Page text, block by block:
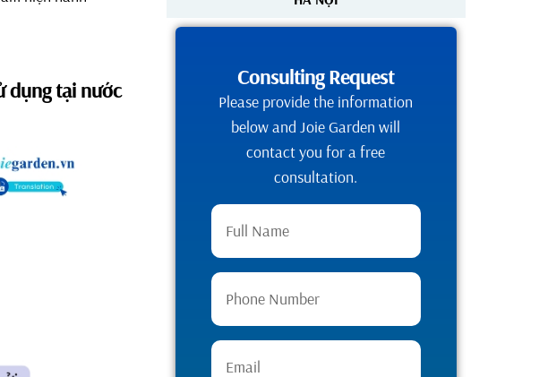
dụng tại nước
Consulting Request
Please provide the information
below and Joie Garden will
contact you for a free
consultation.